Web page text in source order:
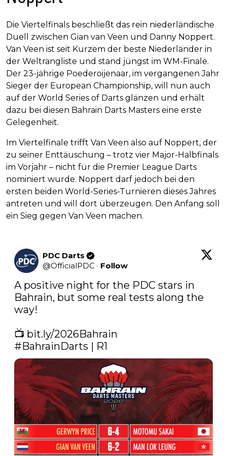
Die Viertelfinals beschließt das rein niederländische
Duell zwischen Gian van Veen und Danny Noppert.
Van Veen ist seit Kurzem der beste Niederländer in
der Weltrangliste und stand jüngst im WM-Finale.
Der 23-jährige Poederoijenaar, im vergangenen Jahr
Sieger der European Championship, will nun auch
auf der World Series of Darts glänzen und erhält
dazu bei diesen Bahrain Darts Masters eine erste
Gelegenheit.
Im Viertelfinale trifft Van Veen also auf Noppert, der
zu seiner Enttäuschung – trotz vier Major-Halbfinals
im Vorjahr – nicht für die Premier League Darts
nominiert wurde. Noppert darf jedoch bei den
ersten beiden World-Series-Turnieren dieses Jahres
antreten und will dort überzeugen. Den Anfang soll
ein Sieg gegen Van Veen machen.
PDC Darts
@OfficialPDC · Follow
A positive night for the PDC stars in
Bahrain, but some real tests along the
way!
📺 bit.ly/2026Bahrain
#BahrainDarts | R1